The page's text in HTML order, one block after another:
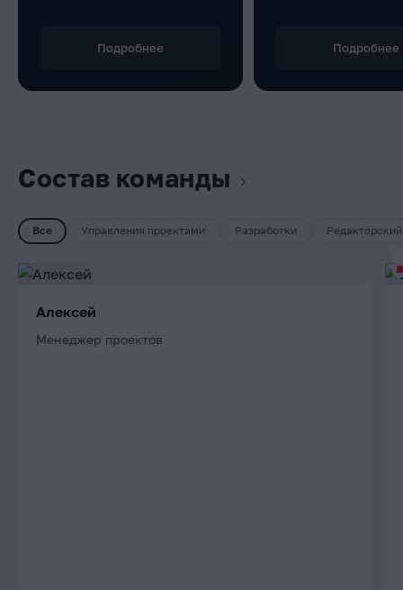
Подробнее Подробнее
Состав команды
Все Управления проектами Разработки Редакторский
Алексей
Менеджер проектов